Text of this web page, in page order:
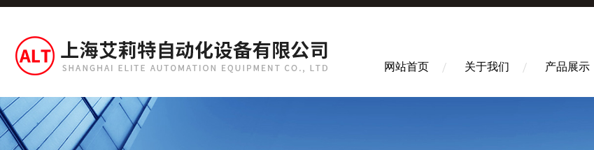
网站首页 关于我们 产品展示